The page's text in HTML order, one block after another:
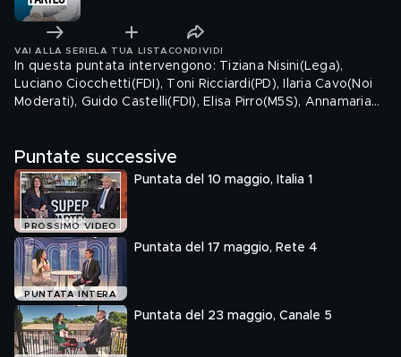
VAI ALLA SERIE LA TUA LISTA CONDIVIDI
In questa puntata intervengono: Tiziana Nisini(Lega),
Luciano Ciocchetti(FDI), Toni Ricciardi(PD), Ilaria Cavo(Noi
Moderati), Guido Castelli(FDI), Elisa Pirro(M5S), Annamaria
Puntate successive
PROSSIMO VIDEO
Puntata del 10 maggio, Italia 1
PUNTATA INTERA
Puntata del 17 maggio, Rete 4
Puntata del 23 maggio, Canale 5